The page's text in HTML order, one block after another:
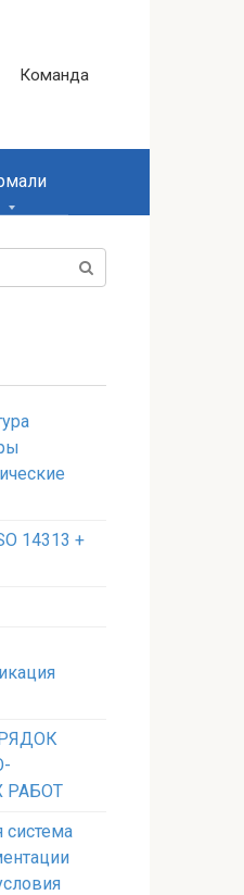
Команда
14313 +
РАБОТ
система